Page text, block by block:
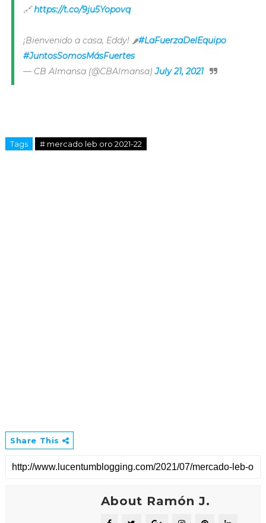
🔗https://t.co/9ju5Yopovq
¡Bienvenido a casa, Eddy! 🌶#LaFuerzaDelEquipo
#JuntosSomosMásFuertes
— CB Almansa (@CBAlmansa)July 21, 2021
Tags # mercado leb oro 2021-22
Share This
About Ramón J.